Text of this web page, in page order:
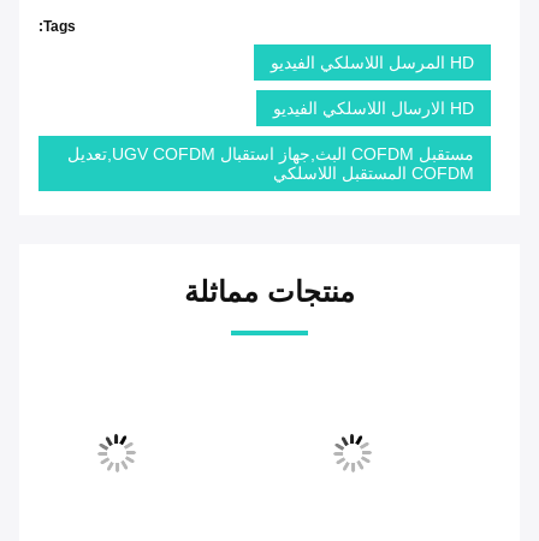
Tags:
HD المرسل اللاسلكي الفيديو
HD الارسال اللاسلكي الفيديو
مستقبل COFDM البث,جهاز استقبال UGV COFDM,تعديل
COFDM المستقبل اللاسلكي
منتجات مماثلة